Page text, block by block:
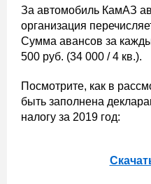
За автомобиль КамАЗ
организация
Сумма авансов за
500 руб. (34 000 / 4 кв.).
Посмотрите, как в
быть заполнена
налогу за 2019 год: